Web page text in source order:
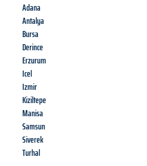
Adana
Antalya
Bursa
Derince
Erzurum
Icel
Izmir
Kiziltepe
Manisa
Samsun
Siverek
Turhal